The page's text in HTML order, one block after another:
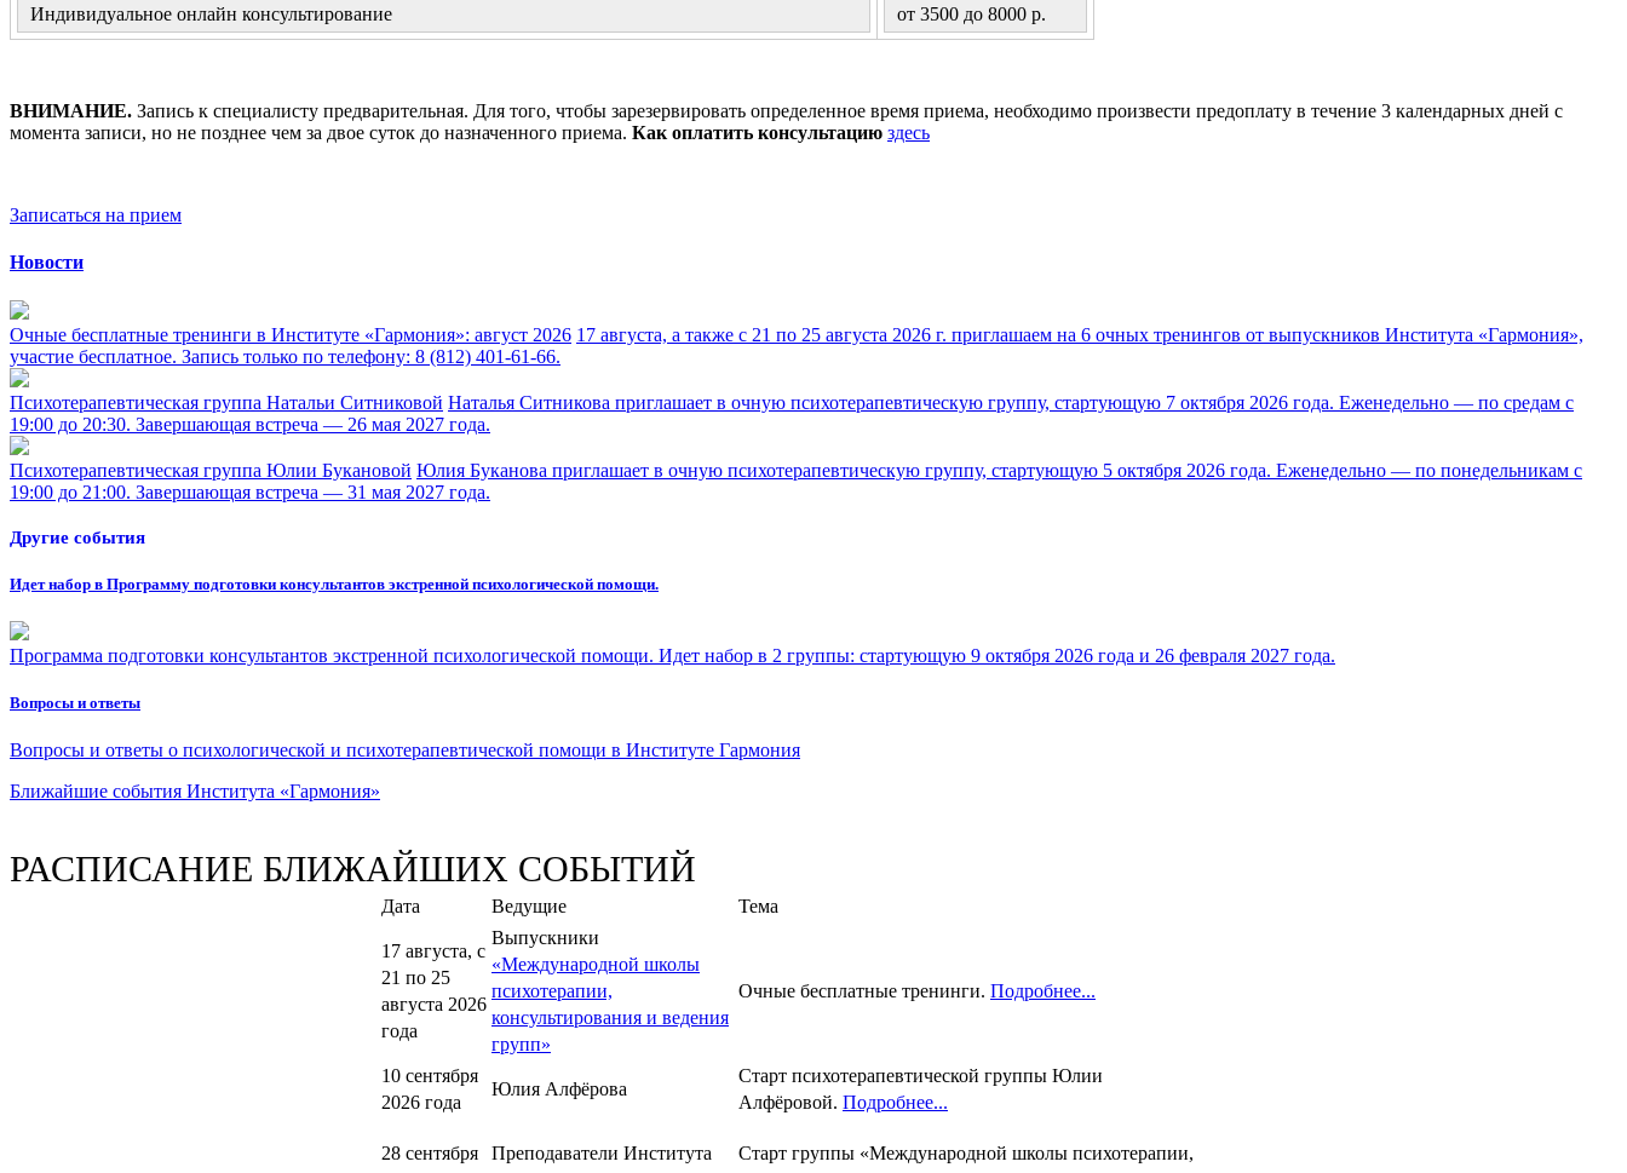
Индивидуальное онлайн консультирование от 3500 до 8000 р.
ВНИМАНИЕ. Запись к специалисту предварительная. Для того, чтобы зарезервировать определенное время приема, необходимо произвести предоплату в течение 3 календарных дней с
момента записи, но не позднее чем за двое суток до назначенного приема. Как оплатить консультацию здесь
Записаться на прием
Новости
Очные бесплатные тренинги в Институте «Гармония»: август 2026 17 августа, а также с 21 по 25 августа 2026 г. приглашаем на 6 очных тренингов от выпускников Института «Гармония»,
участие бесплатное. Запись только по телефону: 8 (812) 401-61-66.
Психотерапевтическая группа Натальи Ситниковой Наталья Ситникова приглашает в очную психотерапевтическую группу, стартующую 7 октября 2026 года. Еженедельно — по средам с
19:00 до 20:30. Завершающая встреча — 26 мая 2027 года.
Психотерапевтическая группа Юлии Букановой Юлия Буканова приглашает в очную психотерапевтическую группу, стартующую 5 октября 2026 года. Еженедельно — по понедельникам с
19:00 до 21:00. Завершающая встреча — 31 мая 2027 года.
Другие события
Идет набор в Программу подготовки консультантов экстренной психологической помощи.
Программа подготовки консультантов экстренной психологической помощи. Идет набор в 2 группы: стартующую 9 октября 2026 года и 26 февраля 2027 года.
Вопросы и ответы
Вопросы и ответы о психологической и психотерапевтической помощи в Институте Гармония
Ближайшие события Института «Гармония»
РАСПИСАНИЕ БЛИЖАЙШИХ СОБЫТИЙ
Дата Ведущие Тема
17 августа, с
21 по 25
августа 2026
года
Выпускники
«Международной школы
психотерапии,
консультирования и ведения
групп»
Очные бесплатные тренинги. Подробнее...
10 сентября
2026 года
Юлия Алфёрова
Старт психотерапевтической группы Юлии
Алфёровой. Подробнее...
28 сентября
Преподаватели Института
Старт группы «Международной школы психотерапии,